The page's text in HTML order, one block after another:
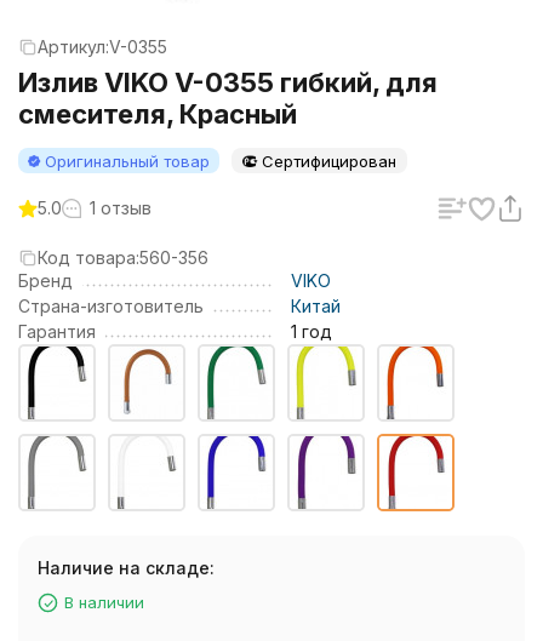
Артикул:V-0355
Излив VIKO V-0355 гибкий, для
смесителя, Красный
Оригинальный товар Сертифицирован
5.0 1 отзыв
Код товара:560-356
Бренд
VIKO
Страна-изготовитель
Китай
Гарантия
1 год
Наличие на складе:
В наличии